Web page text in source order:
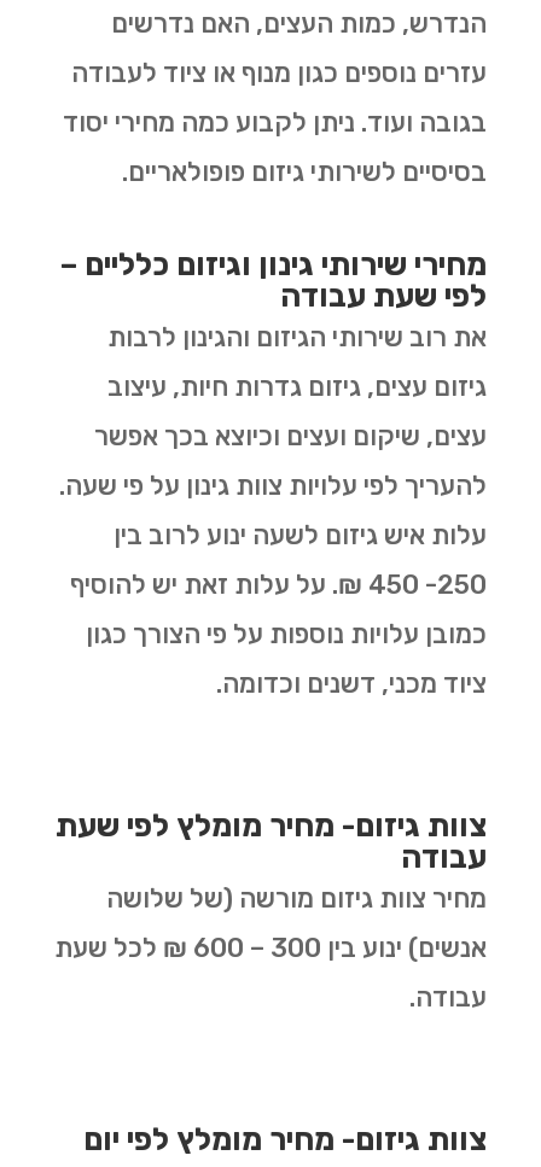
הנדרש, כמות העצים, האם נדרשים
עזרים נוספים כגון מנוף או ציוד לעבודה
בגובה ועוד. ניתן לקבוע כמה מחירי יסוד
בסיסיים לשירותי גיזום פופולאריים.
מחירי שירותי גינון וגיזום כלליים –
לפי שעת עבודה
את רוב שירותי הגיזום והגינון לרבות
גיזום עצים, גיזום גדרות חיות, עיצוב
עצים, שיקום ועצים וכיוצא בכך אפשר
להעריך לפי עלויות צוות גינון על פי שעה.
עלות איש גיזום לשעה ינוע לרוב בין
250- 450 ₪. על עלות זאת יש להוסיף
כמובן עלויות נוספות על פי הצורך כגון
ציוד מכני, דשנים וכדומה.
צוות גיזום- מחיר מומלץ לפי שעת
עבודה
מחיר צוות גיזום מורשה (של שלושה
אנשים) ינוע בין 300 – 600 ₪ לכל שעת
עבודה.
צוות גיזום- מחיר מומלץ לפי יום